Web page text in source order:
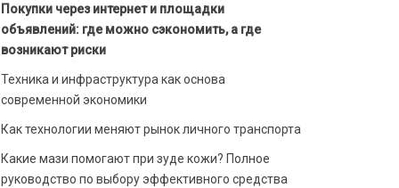
Покупки через интернет и площадки
объявлений: где можно сэкономить, а где
возникают риски
Техника и инфраструктура как основа
современной экономики
Как технологии меняют рынок личного транспорта
Какие мази помогают при зуде кожи? Полное
руководство по выбору эффективного средства